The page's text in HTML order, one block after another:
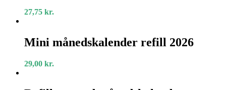
27,75 kr.
månedskalender
refill
Mini månedskalender refill 2026
29,00 kr.